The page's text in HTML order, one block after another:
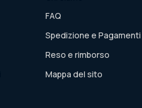
FAQ
Spedizione e Pagamenti
Reso e rimborso
Mappa del sito